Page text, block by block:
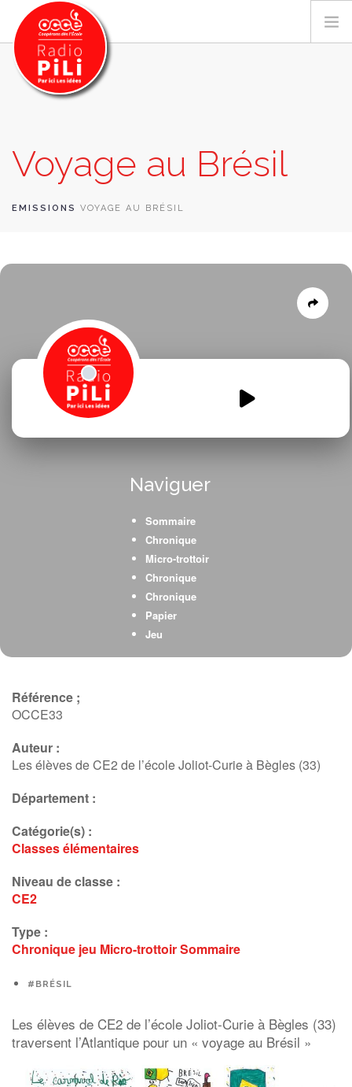
GRILLE DES PROGRAMMES
EMISSIONS / PODCASTS
CONTACT
Voyage au Brésil
EMISSIONS VOYAGE AU BRÉSIL
Voyage-au-Bresil.mp3
Naviguer
Sommaire
Chronique
Micro-trottoir
Chronique
Chronique
Papier
Jeu
Référence ;
OCCE33
Auteur :
Les élèves de CE2 de l’école Joliot-Curie à Bègles (33)
Département :
Catégorie(s) :
Classes élémentaires
Niveau de classe :
CE2
Type :
Chronique jeu Micro-trottoirSommaire
#BRÉSIL
Les élèves de CE2 de l’école Joliot-Curie à Bègles (33)
traversent l’Atlantique pour un « voyage au Brésil »